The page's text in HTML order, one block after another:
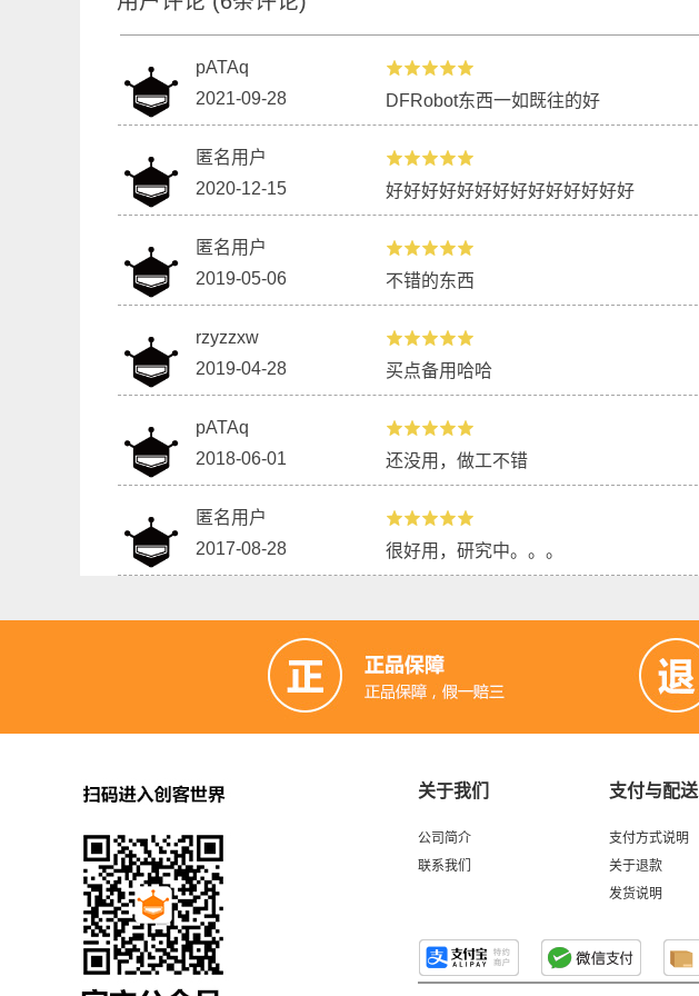
pATAq
2021-09-28
DFRobot东西一如既往的好
匿名用户
2020-12-15
好好好好好好好好好好好好好好
匿名用户
2019-05-06
不错的东西
rzyzzxw
2019-04-28
买点备用哈哈
pATAq
2018-06-01
还没用，做工不错
匿名用户
2017-08-28
很好用，研究中。。。
关于我们
公司简介
联系我们
支付与配送
支付方式说明
关于退款
发货说明